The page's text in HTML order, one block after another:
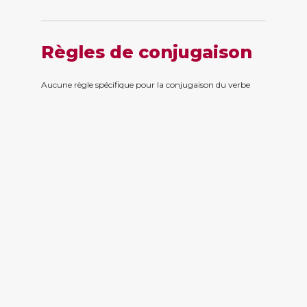
Règles de conjugaison
Aucune règle spécifique pour la conjugaison du verbe